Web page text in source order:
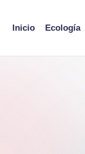
Inicio Ecología